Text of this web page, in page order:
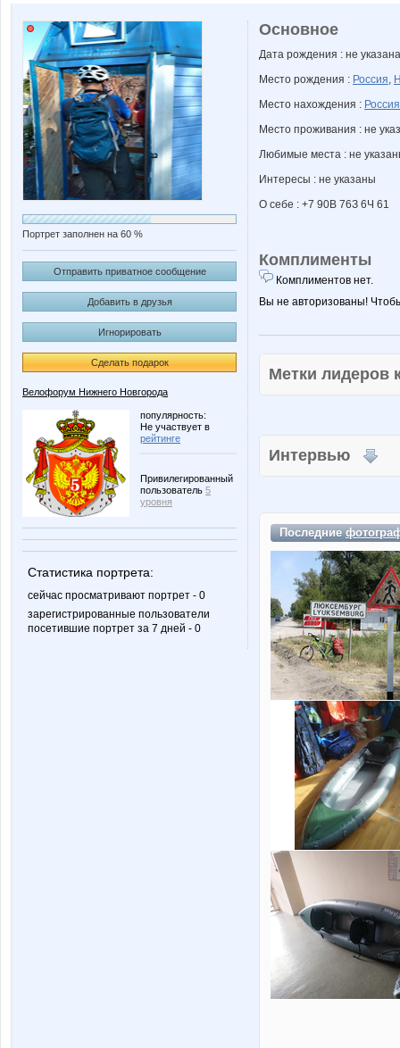
Портрет заполнен на 60 %
Отправить приватное сообщение
Добавить в друзья
Игнорировать
Сделать подарок
Велофорум Нижнего Новгорода
популярность:
Не участвует в
рейтинге
Привилегированный
пользователь 5
уровня
Статистика портрета:
сейчас просматривают портрет - 0
зарегистрированные пользователи
посетившие портрет за 7 дней - 0
Основное
Дата рождения : не указана
Место рождения : Россия,
Место нахождения : Россия
Место проживания : не
Любимые места : не
Интересы : не указаны
О себе : +7 90B 76З 6Ч 61
Комплименты
Комплиментов нет.
Вы не авторизованы!
Метки
Интервью
Последние